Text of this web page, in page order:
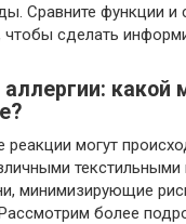
Сравните функции и
чтобы сделать
какой
реакции могут
минимизирующие
более